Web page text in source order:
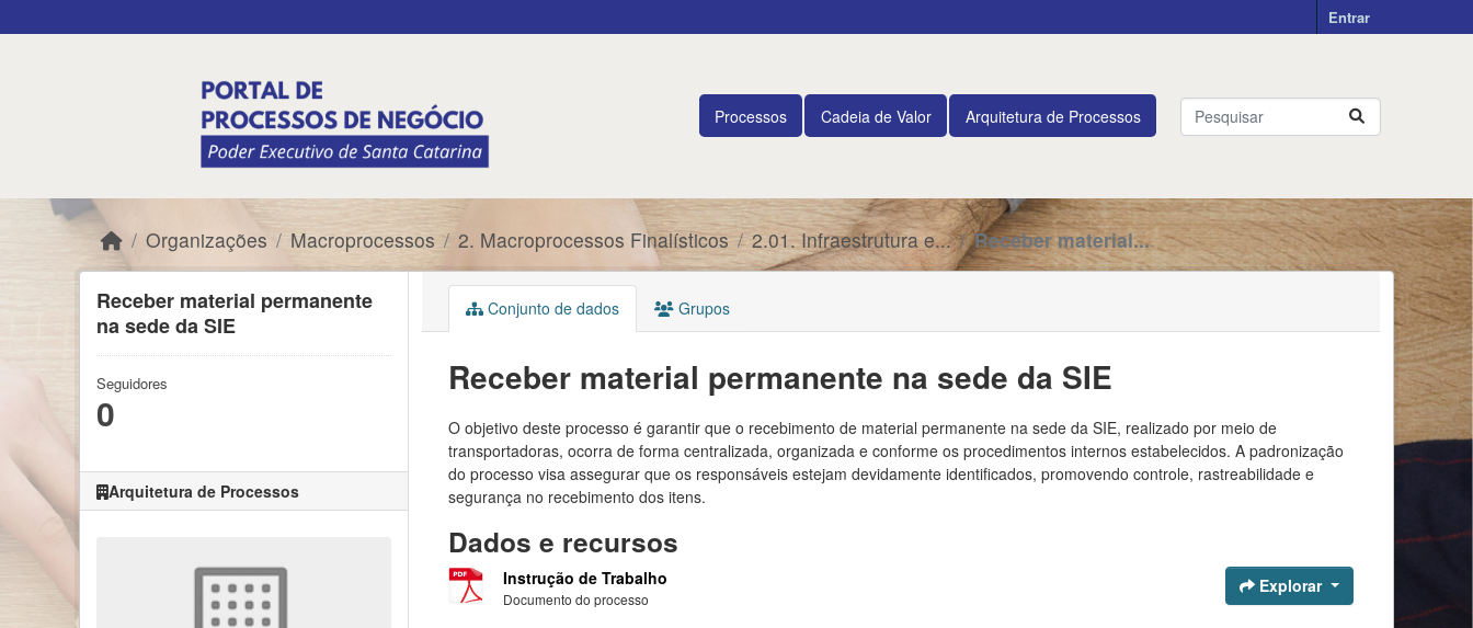
Entrar
Processos Cadeia de Valor Arquitetura de Processos
Organizações Macroprocessos 2. Macroprocessos Finalísticos 2.01. Infraestrutura e... Receber material...
Receber material permanente
na sede da SIE
Seguidores
0
Arquitetura de Processos
Conjunto de dados Grupos
Receber material permanente na sede da SIE
O objetivo deste processo é garantir que o recebimento de material permanente na sede da SIE, realizado por meio de
transportadoras, ocorra de forma centralizada, organizada e conforme os procedimentos internos estabelecidos. A padronização
do processo visa assegurar que os responsáveis estejam devidamente identificados, promovendo controle, rastreabilidade e
segurança no recebimento dos itens.
Dados e recursos
Instrução de Trabalho
Documento do processo
Explorar